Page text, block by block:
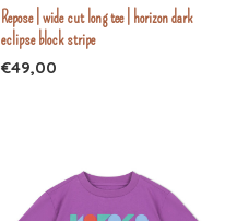
Repose | wide cut long tee | horizon dark
eclipse block stripe
€49,00